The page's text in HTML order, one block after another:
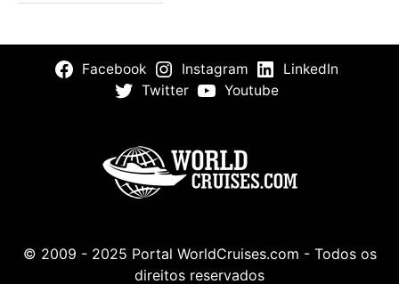
Facebook Instagram
LinkedIn
Twitter
Youtube
© 2009 - 2025 Portal WorldCruises.com - Todos os
direitos reservados